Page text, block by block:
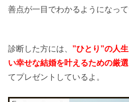
善点が一目でわかるようになって
診断した方には、 ”ひとり”の人
い幸せな結婚を叶えるための厳
てプレゼントしているよ。